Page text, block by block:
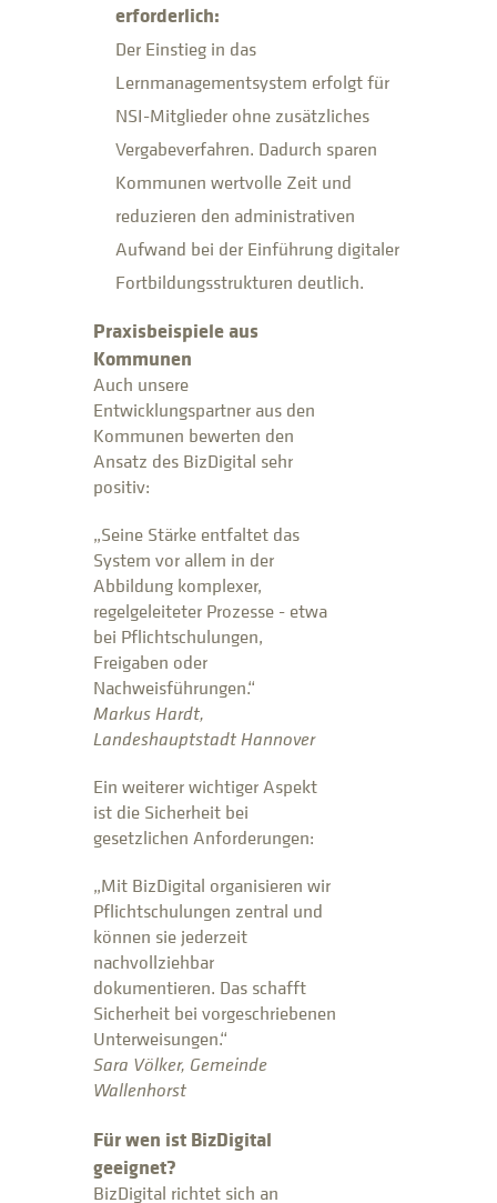
erforderlich:
Der Einstieg in das
Lernmanagementsystem erfolgt für
NSI-Mitglieder ohne zusätzliches
Vergabeverfahren. Dadurch sparen
Kommunen wertvolle Zeit und
reduzieren den administrativen
Aufwand bei der Einführung digitaler
Fortbildungsstrukturen deutlich.
Praxisbeispiele aus
Kommunen
Auch unsere
Entwicklungspartner aus den
Kommunen bewerten den
Ansatz des BizDigital sehr
positiv:
„Seine Stärke entfaltet das
System vor allem in der
Abbildung komplexer,
regelgeleiteter Prozesse - etwa
bei Pflichtschulungen,
Freigaben oder
Nachweisführungen.“
Markus Hardt,
Landeshauptstadt Hannover
Ein weiterer wichtiger Aspekt
ist die Sicherheit bei
gesetzlichen Anforderungen:
„Mit BizDigital organisieren wir
Pflichtschulungen zentral und
können sie jederzeit
nachvollziehbar
dokumentieren. Das schafft
Sicherheit bei vorgeschriebenen
Unterweisungen.“
Sara Völker, Gemeinde
Wallenhorst
Für wen ist BizDigital
geeignet?
BizDigital richtet sich an